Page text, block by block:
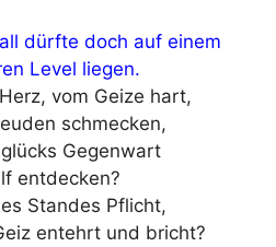
dürfte doch auf einem
Level liegen.
vom Geize hart,
schmecken,
Gegenwart
entdecken?
Standes Pflicht,
entehrt und bricht?